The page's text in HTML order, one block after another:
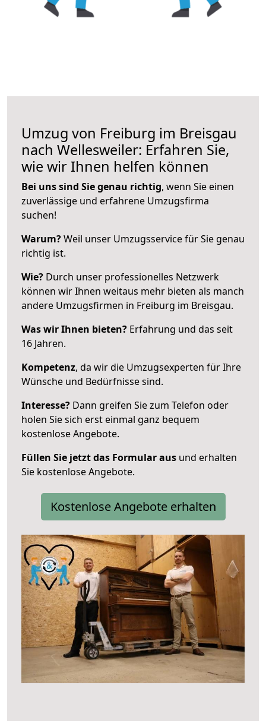
Umzug von Freiburg im Breisgau
nach Wellesweiler: Erfahren Sie,
wie wir Ihnen helfen können
Bei uns sind Sie genau richtig, wenn Sie einen
zuverlässige und erfahrene Umzugsfirma
suchen!
Warum?Weil unser Umzugsservice für Sie genau
richtig ist.
Wie? Durch unser professionelles Netzwerk
können wir Ihnen weitaus mehr bieten als manch
andere Umzugsfirmen in Freiburg im Breisgau.
Was wir Ihnen bieten? Erfahrung und das seit
16 Jahren.
Kompetenz, da wir die Umzugsexperten für Ihre
Wünsche und Bedürfnisse sind.
Interesse? Dann greifen Sie zum Telefon oder
holen Sie sich erst einmal ganz bequem
kostenlose Angebote.
Füllen Sie jetzt das Formular aus und erhalten
Sie kostenlose Angebote.
Kostenlose Angebote erhalten